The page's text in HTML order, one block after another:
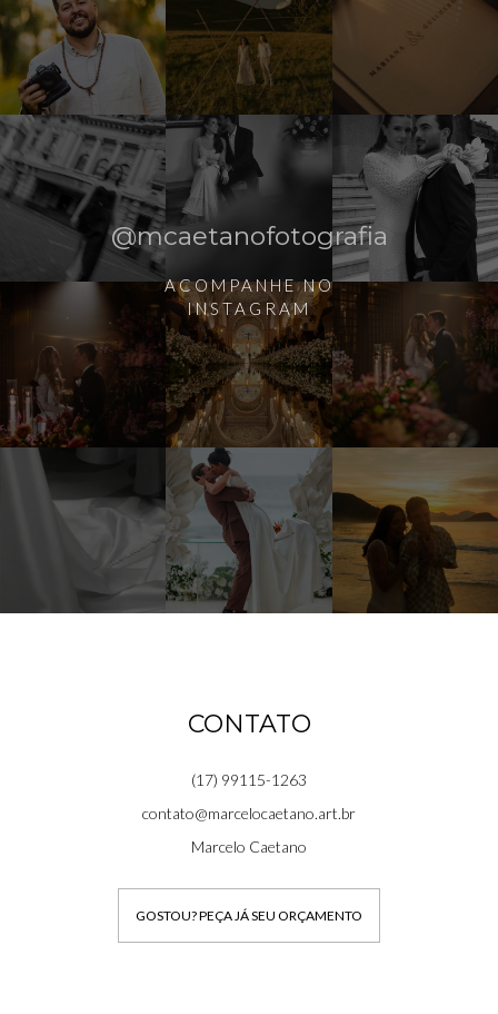
@mcaetanofotografia
ACOMPANHE NO
INSTAGRAM
CONTATO
(17) 99115-1263
contato@marcelocaetano.art.br
Marcelo Caetano
GOSTOU? PEÇA JÁ SEU ORÇAMENTO